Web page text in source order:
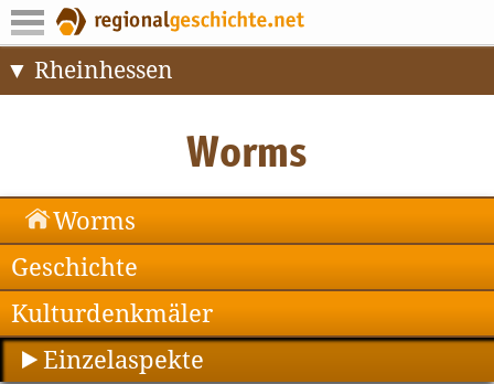
Rheinhessen
Worms
Geschichte
Kulturdenkmäler
Einzelaspekte